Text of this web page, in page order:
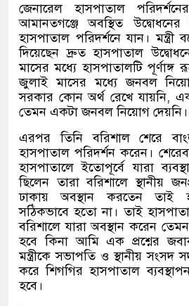
জেনারেল হাসপাতাল
আমানতগঞ্জে অবস্থিত
হাসপাতাল পরিদর্শনে যান। মন্ত্রী
দিয়েছেন দ্রুত হাসপাতাল
মাসের মধ্যে হাসপাতালটি পূর্ণাঙ্গ
জুলাই মাসের মধ্যে জনবল
সরকার কোন অর্থ রেখে যায়নি,
তেমন একটা জনবল নিয়োগ দেয়নি।
এরপর তিনি বরিশাল শেরে
হাসপাতাল পরিদর্শন করেন।
হাসপাতালে ইতোপূর্বে যারা
ছিলেন তারা বরিশালে স্থানীয়
ঢাকায় অবস্থান করতেন তাই
সঠিকভাবে হতো না। তাই
বরিশালে যারা অবস্থান করেন
হবে কিনা আমি এক প্রশ্নের
মন্ত্রীকে সভাপতি ও স্থানীয়
করে শিগগির হাসপাতাল
হবে।